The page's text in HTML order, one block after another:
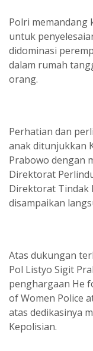
Polri memandang
untuk
didominasi
dalam rumah
orang.
Perhatian dan
anak ditunjukkan
Prabowo dengan
Direktorat
Direktorat Tindak
disampaikan
Atas dukungan
Pol Listyo Sigit
penghargaan He
of Women Police
atas dedikasinya
Kepolisian.